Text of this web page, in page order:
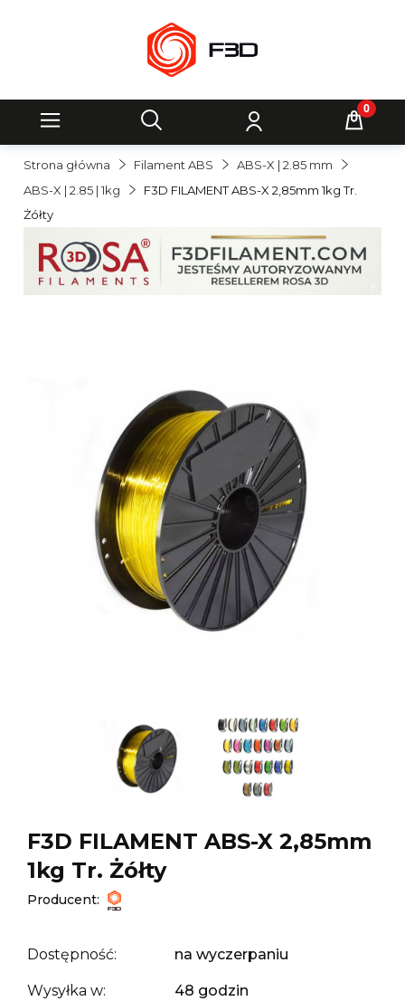
Strona główna Filament ABS
ABS-X | 2.85 mm
ABS-X | 2.85 | 1kg
F3D FILAMENT ABS-X 2,85mm 1kg Tr.
Żółty
F3D FILAMENT ABS-X 2,85mm
1kg Tr. Żółty
Producent:
Dostępność: na wyczerpaniu
Wysyłka w: 48 godzin